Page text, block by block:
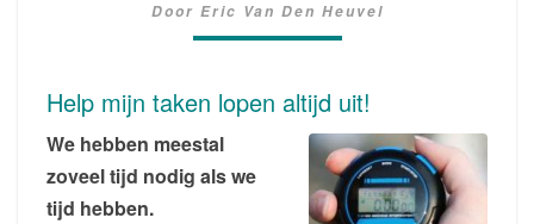
JE
TIJDSLIMIETEN.
WET
PARKINSON.
Door Eric Van Den Heuvel
Help mijn taken lopen altijd uit!
We hebben meestal
zoveel tijd nodig als we
tijd hebben.